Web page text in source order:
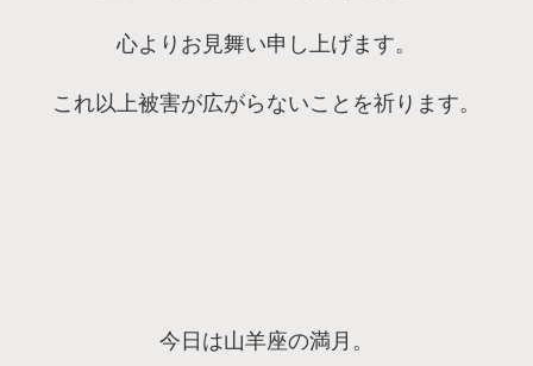
心よりお見舞い申し上げます。
これ以上被害が広がらないことを祈ります。
今日は山羊座の満月。